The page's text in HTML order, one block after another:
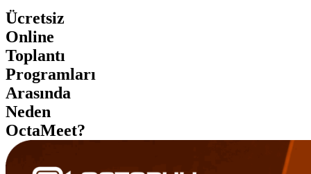
Ücretsiz
Online
Toplantı
Programları
Arasında
Neden
OctaMeet?